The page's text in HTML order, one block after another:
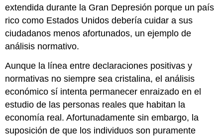
extendida durante la Gran Depresión porque un país
rico como Estados Unidos debería cuidar a sus
ciudadanos menos afortunados, un ejemplo de
análisis normativo.
Aunque la línea entre declaraciones positivas y
normativas no siempre sea cristalina, el análisis
económico sí intenta permanecer enraizado en el
estudio de las personas reales que habitan la
economía real. Afortunadamente sin embargo, la
suposición de que los individuos son puramente